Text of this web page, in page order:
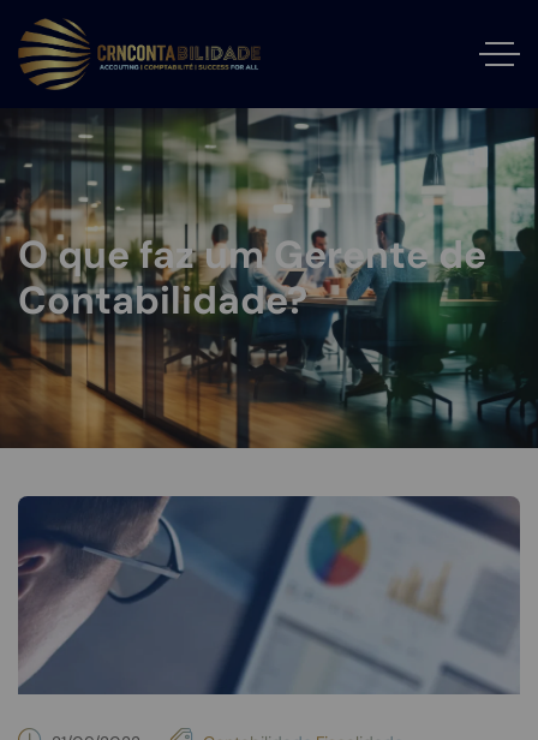
O que faz um Gerente de
Contabilidade?